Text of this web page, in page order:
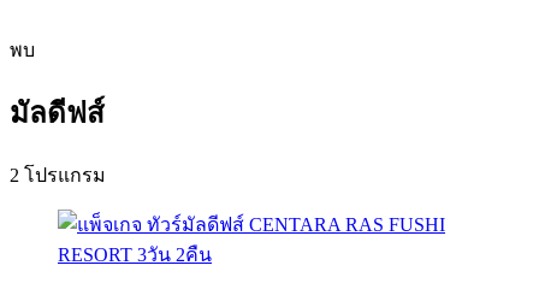
พบ
มัลดีฟส์
2 โปรแกรม